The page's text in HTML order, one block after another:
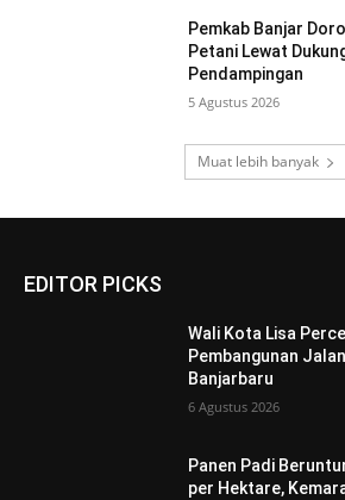
Pemkab Banjar
Petani Lewat
Pendampingan
5 Agustus 2026
Muat lebih banyak
EDITOR PICKS
Wali Kota Lisa
Pembangunan
Banjarbaru
6 Agustus 2026
Panen Padi
per Hektare,